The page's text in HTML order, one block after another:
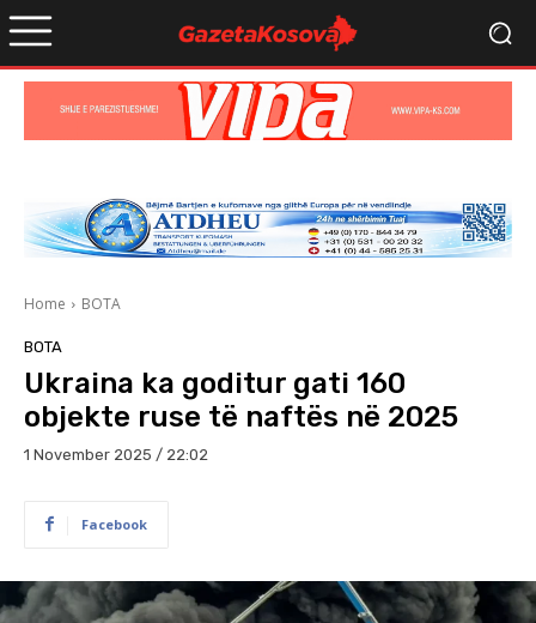
Home BOTA
BOTA
Ukraina ka goditur gati 160
objekte ruse të naftës në 2025
1 November 2025 / 22:02
Facebook